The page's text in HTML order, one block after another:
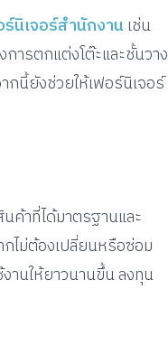
ร์นิเจอร์สำนักงาน เช่น
การตกแต่งโต๊ะและชั้นวาง
กนี้ยังช่วยให้เฟอร์นิเจอร์
ค้าที่ได้มาตรฐานและ
ไม่ต้องเปลี่ยนหรือซ่อม
านให้ยาวนานขึ้น ลงทุน